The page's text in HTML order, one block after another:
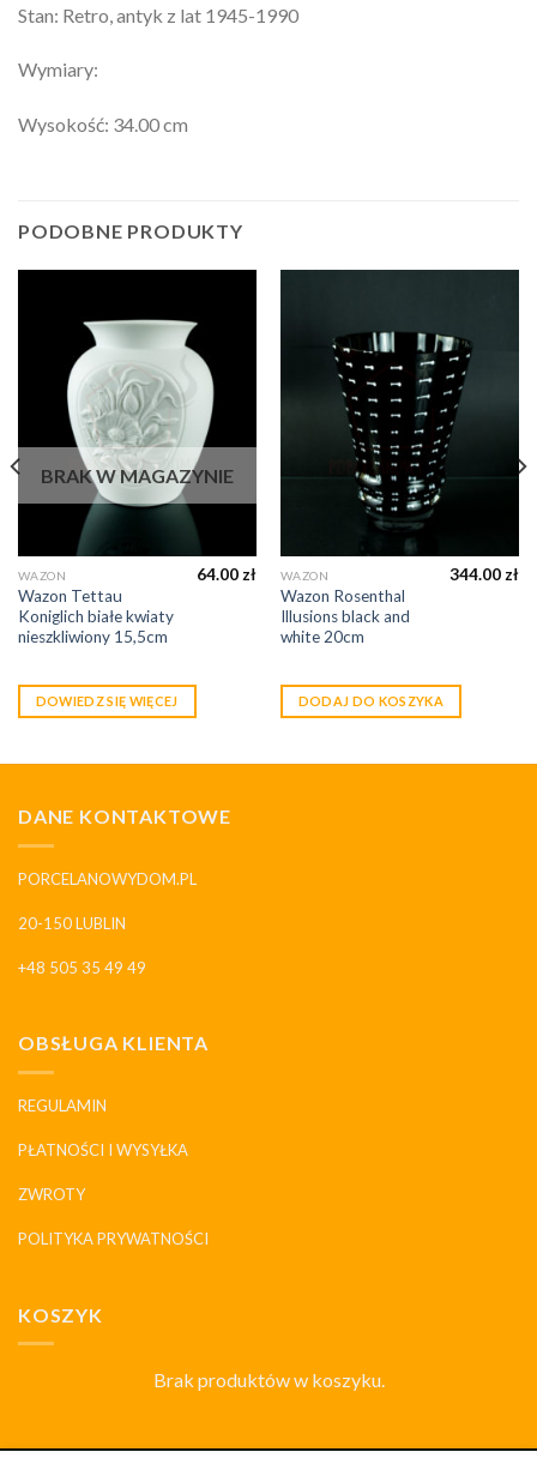
Stan: Retro, antyk z lat 1945-1990
Wymiary:
Wysokość: 34.00 cm
PODOBNE PRODUKTY
BRAK W MAGAZYNIE
WAZON
Wazon Tettau
Koniglich białe kwiaty
nieszkliwiony 15,5cm
64.00zł
DOWIEDZ SIĘ WIĘCEJ
WAZON
Wazon Rosenthal
Illusions black and
white 20cm
344.00zł
DODAJ DO KOSZYKA
DANE KONTAKTOWE
PORCELANOWYDOM.PL
20-150 LUBLIN
+48 505 35 49 49
OBSŁUGA KLIENTA
REGULAMIN
PŁATNOŚCI I WYSYŁKA
ZWROTY
POLITYKA PRYWATNOŚCI
KOSZYK
Brak produktów w koszyku.